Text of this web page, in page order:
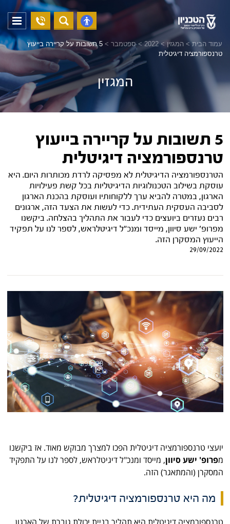
פתח
נגישות
04-
8294228
פתח
תפריט
עמוד הבית> המגזין>
2022
>ספטמבר >
5 תשובות על קריירה בייעוץ
טרנספורמציה דיגיטלית
המגזין
5 תשובות על קריירה בייעוץ
טרנספורמציה דיגיטלית
הטרנספורמציה הדיגיטלית לא מפסיקה לרדת מכותרות היום. היא
עוסקת בשילוב הטכנולוגיות הדיגיטליות בכל קשת פעילויות
הארגון, במטרה להביא ערך ללקוחותיו ועוסקת בהכנת הארגון
לסביבה העסקית העתידית. כדי לעשות את הצעד הזה, ארגונים
רבים נעזרים ביועצים כדי לעבור את התהליך בהצלחה. ביקשנו
מפרופ' ישע סיוון, מייסד ומנכ"ל דיגיטלראש, לספר לנו על תפקיד
הייעוץ המסקרן הזה.
29/09/2022
יועצי טרנספורמציה דיגיטלית הפכו למצרך מבוקש מאוד. אז ביקשנו
מפרופ' ישע סיוון, מייסד ומנכ"ל דיגיטלראש, לספר לנו על התפקיד
המסקרן (והמתאגר) הזה.
מה היא טרנספורמציה דיגיטלית?
טרנספורמציה דיגיטלית היא תהליך בניית יכולת גוברת של הארגון